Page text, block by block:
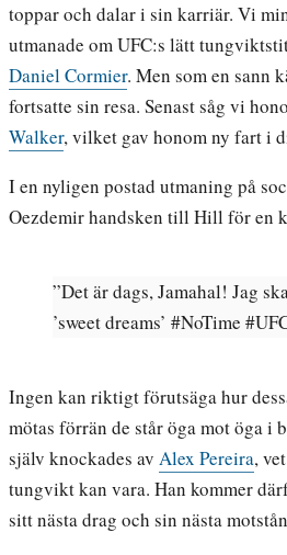
toppar och dalar i sin karriär. Vi
utmanade om UFC:s lätt
Daniel Cormier. Men som en sann
fortsatte sin resa. Senast såg vi
Walker, vilket gav honom ny fart i
I en nyligen postad utmaning på
Oezdemir handsken till Hill för en
”Det är dags, Jamahal! Jag
’sweet dreams’ #NoTime
Ingen kan riktigt förutsäga hur
mötas förrän de står öga mot öga i
själv knockades av Alex Pereira,
tungvikt kan vara. Han kommer
sitt nästa drag och sin nästa